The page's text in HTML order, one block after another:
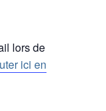
lors de
ici en